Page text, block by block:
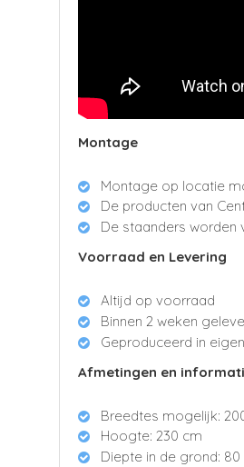
Montage
Montage op locatie
De producten van
De staanders worden
Voorraad en Levering
Altijd op voorraad
Binnen 2 weken
Geproduceerd in
Afmetingen en
Breedtes mogelijk:
Hoogte: 230 cm
Diepte in de grond: 80